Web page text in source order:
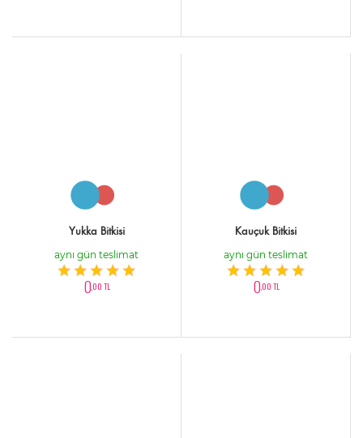
Yukka Bitkisi
aynı gün teslimat
0,00 TL
Kauçuk Bitkisi
aynı gün teslimat
0,00 TL